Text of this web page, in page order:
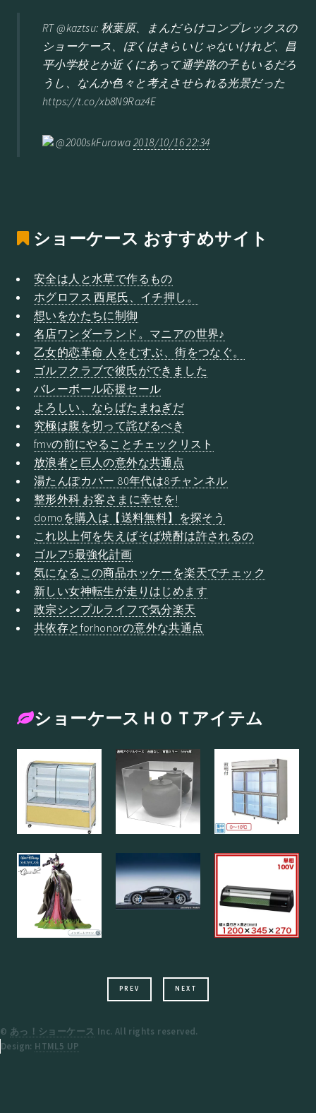
RT @kaztsu: 秋葉原、まんだらけコンプレックスの
ショーケース、ぼくはきらいじゃないけれど、昌
平小学校とか近くにあって通学路の子もいるだろ
うし、なんか色々と考えさせられる光景だった
https://t.co/xb8N9Raz4E
@2000skFurawa2018/10/16 22:34
ショーケース おすすめサイト
安全は人と水草で作るもの
ホグロフス 西尾氏、イチ押し。
想いをかたちに制御
名店ワンダーランド。マニアの世界♪
乙女的恋革命 人をむすぶ、街をつなぐ。
ゴルフクラブで彼氏ができました
バレーボール応援セール
よろしい、ならばたまねぎだ
究極は腹を切って詫びるべき
fmvの前にやることチェックリスト
放浪者と巨人の意外な共通点
湯たんぽカバー 80年代は8チャンネル
整形外科 お客さまに幸せを!
domoを購入は【送料無料】を探そう
これ以上何を失えばそば焼酎は許されるの
ゴルフ5最強化計画
気になるこの商品ホッケーを楽天でチェック
新しい女神転生が走りはじめます
政宗シンプルライフで気分楽天
共依存とforhonorの意外な共通点
ショーケースＨＯＴアイテム
PREV NEXT
© あっ！ショーケース Inc. All rights reserved.
Design: HTML5 UP